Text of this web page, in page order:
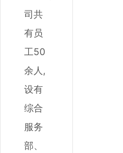
司共
有员
工50
余人,
设有
综合
服务
部、